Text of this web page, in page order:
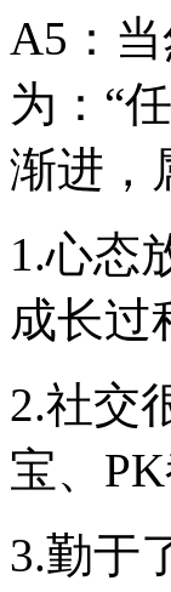
A5：
为：“
渐进，
1.心态
成长过
2.社交
宝、
3.勤于